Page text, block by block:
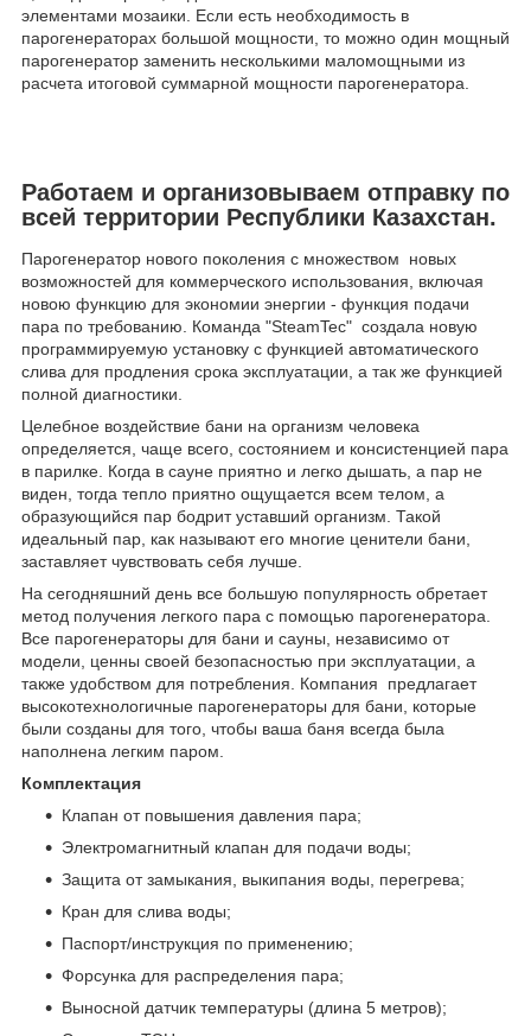
элементами мозаики. Если есть необходимость в
парогенераторах большой мощности, то можно один мощный
парогенератор заменить несколькими маломощными из
расчета итоговой суммарной мощности парогенератора.
Работаем и организовываем отправку по
всей территории Республики Казахстан.
Парогенератор нового поколения с множеством новых
возможностей для коммерческого использования, включая
новою функцию для экономии энергии - функция подачи
пара по требованию. Команда "SteamTec" создала новую
программируемую установку с функцией автоматического
слива для продления срока эксплуатации, а так же функцией
полной диагностики.
Целебное воздействие бани на организм человека
определяется, чаще всего, состоянием и консистенцией пара
в парилке. Когда в сауне приятно и легко дышать, а пар не
виден, тогда тепло приятно ощущается всем телом, а
образующийся пар бодрит уставший организм. Такой
идеальный пар, как называют его многие ценители бани,
заставляет чувствовать себя лучше.
На сегодняшний день все большую популярность обретает
метод получения легкого пара с помощью парогенератора.
Все парогенераторы для бани и сауны, независимо от
модели, ценны своей безопасностью при эксплуатации, а
также удобством для потребления. Компания предлагает
высокотехнологичные парогенераторы для бани, которые
были созданы для того, чтобы ваша баня всегда была
наполнена легким паром.
Комплектация
Клапан от повышения давления пара;
Электромагнитный клапан для подачи воды;
Защита от замыкания, выкипания воды, перегрева;
Кран для слива воды;
Паспорт/инструкция по применению;
Форсунка для распределения пара;
Выносной датчик температуры (длина 5 метров);